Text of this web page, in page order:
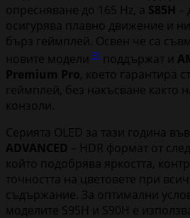
опресняване до 165 Hz, а S85H –
осигурява плавно движение и
бърз геймплей. Освен че са
новите модели[3] поддържат и
Premium Pro, което гарантира
геймплей, без накъсване както
конзоли.
Серията OLED за тази година
ADVANCED – HDR формат от
който подобрява яркостта,
точността на цветовете при
съдържание. За оптимални
моделите S95H и S90H е